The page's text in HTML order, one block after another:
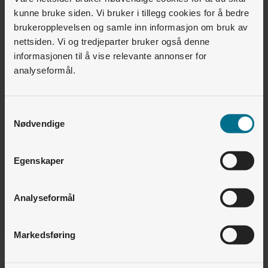
kunne bruke siden. Vi bruker i tillegg cookies for å bedre
brukeropplevelsen og samle inn informasjon om bruk av
nettsiden. Vi og tredjeparter bruker også denne
informasjonen til å vise relevante annonser for
analyseformål.
Nødvendige
Egenskaper
Analyseformål
Markedsføring
betalings- og administrasjonsløsningen fra Lyse.
I praksis fungerer løsningen slik at sameiet kjøper strøm
samlet og videreselger til beboerne til en fast pris per
kWh.Systemet fordeler forbruket automatisk. Hvis en
modellen forutsigbarhet:
– Beboerne forholder seg til en fast pris uavhengig av
over tid, forklarer Haugland.